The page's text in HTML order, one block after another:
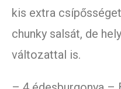
kis extra
chunky salsát, de
változattal is.